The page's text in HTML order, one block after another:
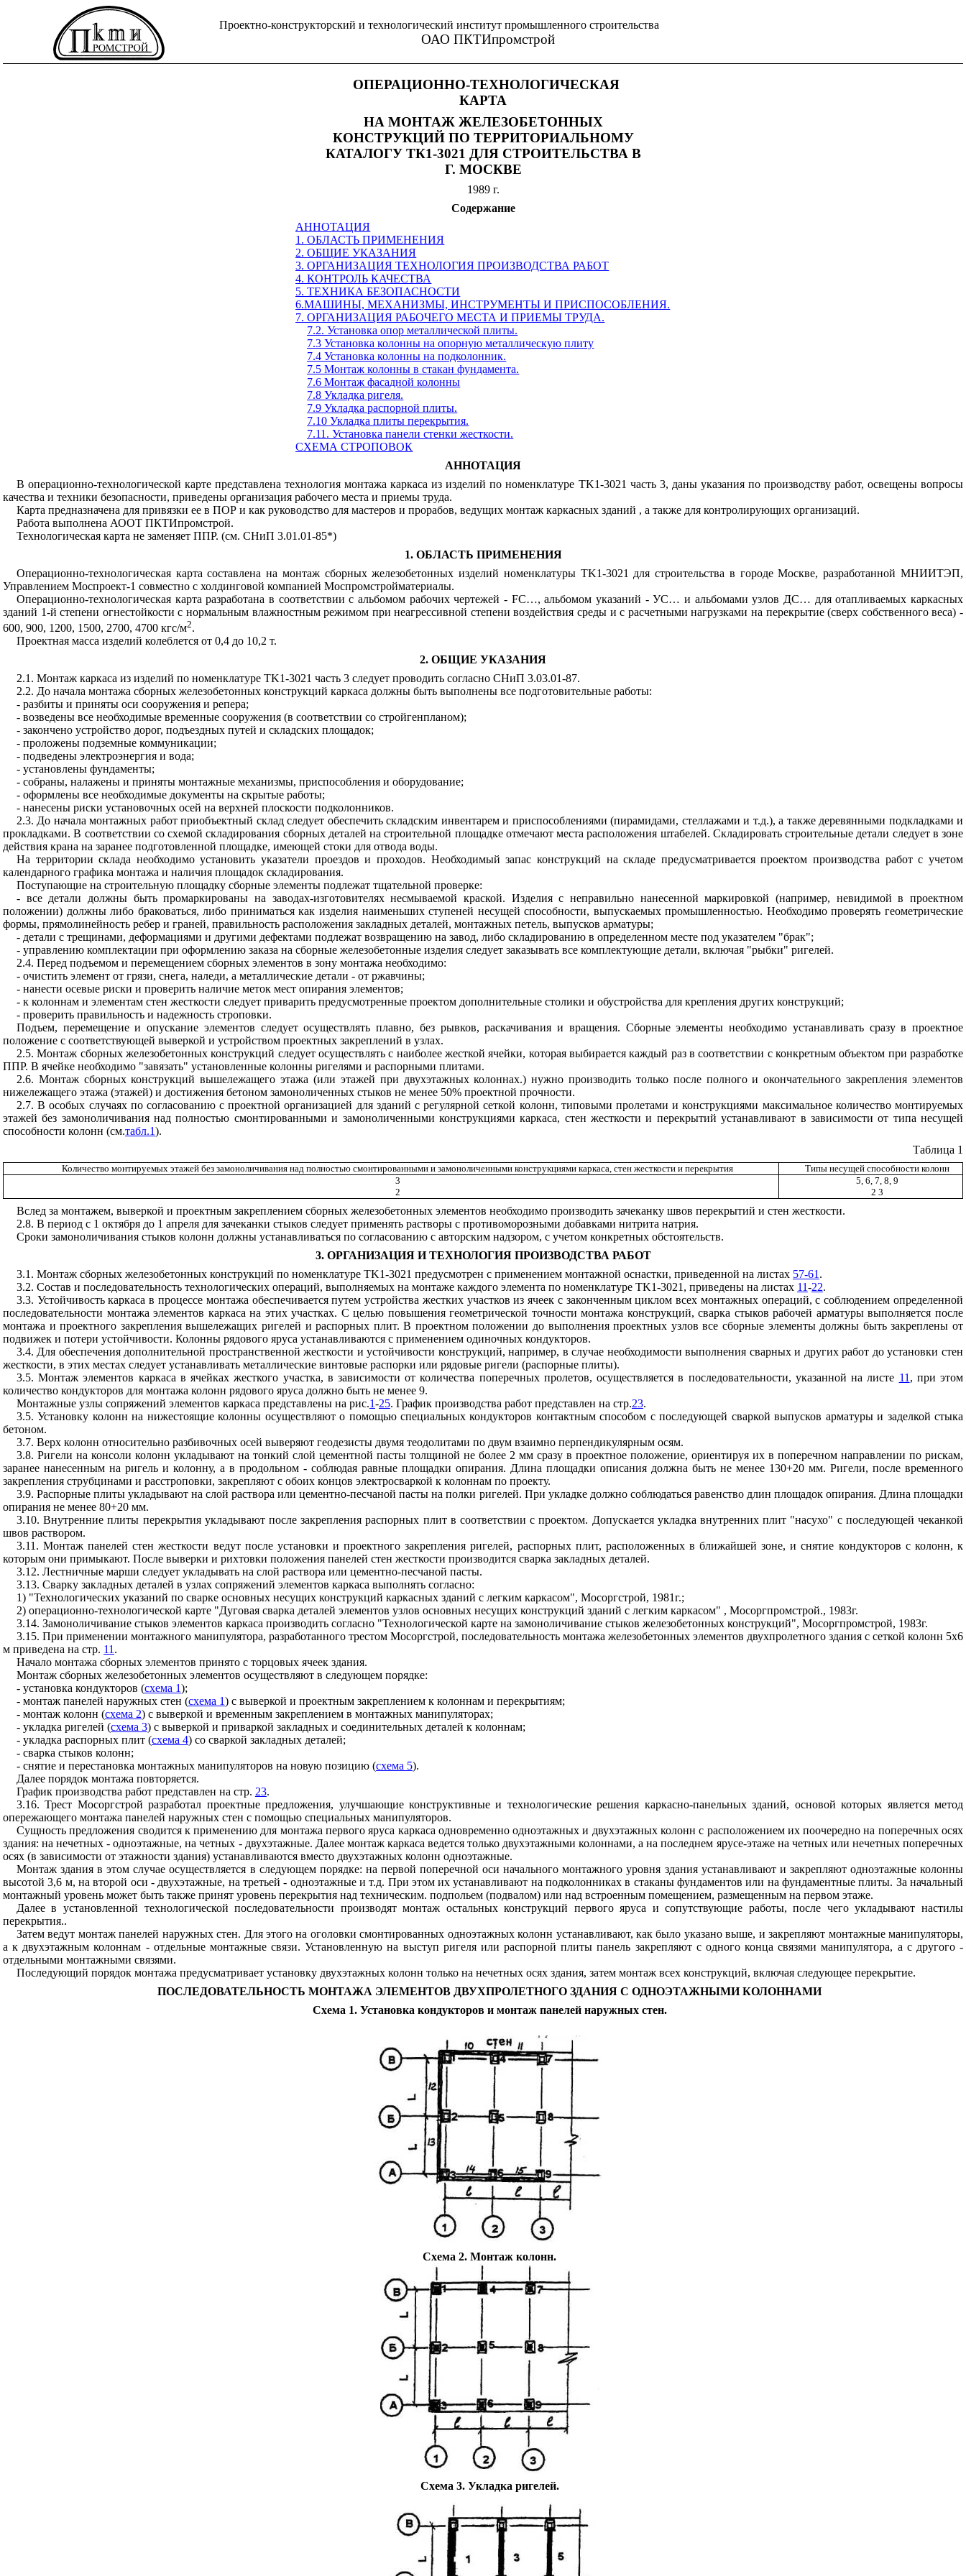
Проектно-конструкторский и технологический институт промышленного строительства
ОАО ПКТИпромстрой
ОПЕРАЦИОННО-ТЕХНОЛОГИЧЕСКАЯ
КАРТА
НА МОНТАЖ ЖЕЛЕЗОБЕТОННЫХ
КОНСТРУКЦИЙ ПО ТЕРРИТОРИАЛЬНОМУ
КАТАЛОГУ ТК1-3021 ДЛЯ СТРОИТЕЛЬСТВА В
Г. МОСКВЕ
1989 г.
Содержание
АННОТАЦИЯ
1. ОБЛАСТЬ ПРИМЕНЕНИЯ
2. ОБЩИЕ УКАЗАНИЯ
3. ОРГАНИЗАЦИЯ ТЕХНОЛОГИЯ ПРОИЗВОДСТВА РАБОТ
4. КОНТРОЛЬ КАЧЕСТВА
5. ТЕХНИКА БЕЗОПАСНОСТИ
6.МАШИНЫ, МЕХАНИЗМЫ, ИНСТРУМЕНТЫ И ПРИСПОСОБЛЕНИЯ.
7. ОРГАНИЗАЦИЯ РАБОЧЕГО МЕСТА И ПРИЕМЫ ТРУДА.
7.2. Установка опор металлической плиты.
7.3 Установка колонны на опорную металлическую плиту
7.4 Установка колонны на подколонник.
7.5 Монтаж колонны в стакан фундамента.
7.6 Монтаж фасадной колонны
7.8 Укладка ригеля.
7.9 Укладка распорной плиты.
7.10 Укладка плиты перекрытия.
7.11. Установка панели стенки жесткости.
CXEMА СТРОПОВОК
АННОТАЦИЯ
В операционно-технологической карте представлена технология монтажа каркаса из изделий по номенклатуре TK1-3021 часть 3, даны указания по производству работ, освещены вопросы
качества и техники безопасности, приведены организация рабочего места и приемы труда.
Карта предназначена для привязки ее в ПОР и как руководство для мастеров и прорабов, ведущих монтаж каркасных зданий , а также для контролирующих организаций.
Работа выполнена АООТ ПКТИпромстрой.
Технологическая карта не заменяет ППР. (см. СНиП 3.01.01-85*)
1. ОБЛАСТЬ ПРИМЕНЕНИЯ
Операционно-технологическая карта составлена на монтаж сборных железобетонных изделий номенклатуры TK1-3021 для строительства в городе Москве, разработанной МНИИТЭП,
Управлением Моспроект-1 совместно с холдинговой компанией Моспромстройматериалы.
Операционно-технологическая карта разработана в соответствии с альбомом рабочих чертежей - FC…, альбомом указаний - УС… и альбомами узлов ДС… для отапливаемых каркасных
зданий 1-й степени огнестойкости с нормальным влажностным режимом при неагрессивной степени воздействия среды и с расчетными нагрузками на пе­рекрытие (сверх собственного веса) -
600, 900, 1200, 1500, 2700, 4700 кгс/м2.
Проектная масса изделий колеблется от 0,4 до 10,2 т.
2. ОБЩИЕ УКАЗАНИЯ
2.1. Монтаж каркаса из изделий по номенклатуре TK1-3021 часть 3 следует проводить согласно СНиП 3.03.01-87.
2.2. До начала монтажа сборных железобетонных конструкций каркаса должны быть выполнены все подготовительные работы:
- разбиты и приняты оси сооружения и репера;
- возведены все необходимые временные сооружения (в соответствии со стройгенпланом);
- закончено устройство дорог, подъездных путей и складских площадок;
- проложены подземные коммуникации;
- подведены электроэнергия и вода;
- установлены фундаменты;
- собраны, налажены и приняты монтажные механизмы, приспособления и оборудование;
- оформлены все необходимые документы на скрытые работы;
- нанесены риски установочных осей на верхней плоскости подколонников.
2.3. До начала монтажных работ приобъектный склад следует обеспечить складским инвентарем и приспособлениями (пирамидами, стеллажами и т.д.), а также деревянными подкладками и
прокладками. В соответствии со схемой складирования сборных деталей на строительной площадке отмечают места расположения штабелей. Складировать строительные детали следует в зоне
действия крана на заранее подготовленной площадке, имеющей стоки для отвода воды.
На территории склада необходимо установить указатели проездов и проходов. Необходимый запас конструкций на складе предусматривается проектом производства работ с учетом
календарного графика монтажа и наличия площадок складирования.
Поступающие на строительную площадку сборные элементы подлежат тщательной проверке:
- все детали должны быть промаркированы на заводах-изготовителях несмываемой краской. Изделия с неправильно нанесенной маркировкой (например, невидимой в проектном
положении) должны либо браковаться, либо приниматься как изделия наименьших ступеней несущей способности, выпускаемых промышленностью. Необходимо проверять геометрические
формы, прямолинейность ребер и граней, правильность расположения закладных деталей, монтажных петель, выпусков арматуры;
- детали с трещинами, деформациями и другими дефектами подлежат возвращению на завод, либо складированию в определенном месте под указателем "брак";
- управлению комплектации при оформлению заказа на сборные железобетонные изделия следует заказывать все комплектующие детали, включая "рыбки" ригелей.
2.4. Перед подъемом и перемещением сборных элементов в зону монтажа необходимо:
- очистить элемент от грязи, снега, наледи, а металлические детали - от ржавчины;
- нанести осевые риски и проверить наличие меток мест опирания элементов;
- к колоннам и элементам стен жесткости следует приварить предусмотренные проектом дополнительные столики и обустройства для крепления других конструкций;
- проверить правильность и надежность строповки.
Подъем, перемещение и опускание элементов следует осуществлять плавно, без рывков, раскачивания и вращения. Сборные элементы необходимо устанавливать сразу в проектное
положение с соответствующей выверкой и устройством проектных закреплений в узлах.
2.5. Монтаж сборных железобетонных конструкций следует осуществлять с наиболее жесткой ячейки, которая выбирается каждый раз в соответствии с конкретным объектом при разработке
ППР. В ячейке необходимо "завязать" установленные колонны ригелями и распорными плитами.
2.6. Монтаж сборных конструкций вышележащего этажа (или этажей при двухэтажных колоннах.) нужно производить только после полного и окончательного закрепления элементов
нижележащего этажа (этажей) и достижения бетоном замоноличенных стыков не менее 50% проектной прочности.
2.7. В особых случаях по согласованию с проектной организацией для зданий с регулярной сеткой колонн, типовыми пролетами и конструкциями максимальное количество монтируемых
этажей без замоноличивания над полностью смонтированными и замоноличенными конструкциями каркаса, стен жесткости и перекрытий устанавливают в зависимости от типа несущей
способности колонн (см.табл.1).
Таблица 1
Количество монтируемых этажей без замоноличивания над полностью смонтированными и замоноличенными конструкциями каркаса, стен жесткости и перекрытия
Типы несущей способности колонн
3
5, 6, 7, 8, 9
2
2 3
Вслед за монтажем, выверкой и проектным закреплением сборных железобетонных элементов необходимо производить зачеканку швов перекрытий и стен жесткости.
2.8. В период с 1 октября до 1 апреля для зачеканки стыков следует применять растворы с противоморозными добавками нитрита натрия.
Сроки замоноличивания стыков колонн должны устанавливаться по согласованию с авторским надзором, с учетом конкретных обстоятельств.
3. ОРГАНИЗАЦИЯИ ТЕХНОЛОГИЯ ПРОИЗВОДСТВА РАБОТ
3.1. Монтаж сборных железобетонных конструкций по номенклатуре TK1-3021 предусмотрен с применением монтажной оснастки, приведенной на листах 57-61 .
3.2. Состав и последовательность технологических операций, выполняемых на монтаже каждого элемента по номенклатуре TK1-3021, приведены на листах 11-22.
3.3. Устойчивость каркаса в процессе монтажа обеспечивается путем устройства жестких участков из ячеек с законченным циклом всех монтажных операций, с соблюдением определенной
последовательности монтажа элементов каркаса на этих участках. С целью повышения геометрической точности монтажа конструкций, сварка стыков рабочей арматуры выполняется после
монтажа и проектного закрепления вышележащих ригелей и распорных плит. В проектном положении до выполнения проектных узлов все сборные элементы должны быть закреплены от
подвижек и потери устойчивости. Колонны рядового яруса устанавливаются с применением одиночных кондукторов.
3.4. Для обеспечения дополнительной пространственной жесткости и устойчивости конструкций, например, в случае необходимости выполнения сварных и других работ до установки стен
жесткости, в этих местах следует устанавливать металлические винтовые распорки или рядовые ригели (распорные плиты).
3.5. Монтаж элементов каркаса в ячейках жесткого участка, в зависимости от количества поперечных пролетов, осуществляется в последовательности, указанной на листе 11 , при этом
количество кондукторов для монтажа колонн рядового яруса должно быть не менее 9.
Монтажные узлы сопряжений элементов каркаса представлены на рис.1-25. График производства работ представлен на стр.23.
3.5. Установку колонн на нижестоящие колонны осуществляют о помощью специальных кондукторов контактным способом с последующей сваркой выпусков арматуры и заделкой стыка
бетоном.
3.7. Верх колонн относительно разбивочных осей выверяют геодезисты двумя теодолитами по двум взаимно перпендикулярным осям.
3.8. Ригели на консоли колонн укладывают на тонкий слой цементной пасты толщиной не более 2 мм сразу в проектное положение, ориентируя их в поперечном направлении по рискам,
заранее нанесенным на ригель и колонну, а в продольном - соблюдая равные площадки опирания. Длина площадки описания должна быть не менее 130+20 мм. Ригели, после временного
закрепления струбцинами и расстроповки, закрепляют с обоих концов электросваркой к колоннам по проекту.
3.9. Распорные плиты укладывают на слой раствора или цементно-песчаной пасты на полки ригелей. При укладке должно соблюдаться равенство длин площадок опирания. Длина площадки
опирания не менее 80+20 мм.
3.10. Внутренние плиты перекрытия укладывают после закрепления распорных плит в соответствии с проектом. Допускается укладка внутренних плит "насухо" с последующей чеканкой
швов раствором.
3.11. Монтаж панелей стен жесткости ведут после установки и проектного закрепления ригелей, распорных плит, расположенных в ближайшей зоне, и снятие кондукторов с колонн, к
которым они примыкают. После выверки и рихтовки положения панелей стен жесткости производится сварка закладных деталей.
3.12. Лестничные марши следует укладывать на слой раствора или цементно-песчаной пасты.
3.13. Сварку закладных деталей в узлах сопряжений элементов каркаса выполнять согласно:
1) "Технологических указаний по сварке основных несущих конструкций каркасных зданий с легким каркасом", Мосоргстрой, 1981г.;
2) операционно-технологической карте "Дуговая сварка деталей элементов узлов основных несущих конструкций зданий с легким каркасом" , Мосоргпромстрой., 1983г.
3.14. Замоноличивание стыков элементов каркаса производить согласно "Технологической карте на замоноличивание стыков железобетонных конструкций", Мосоргпромстрой, 1983г.
3.15. При применении монтажного манипулятора, разработанного трестом Мосоргстрой, последовательность монтажа железобетонных элементов двухпролетного здания с сеткой колонн 5x6
м приведена на стр. 11 .
Начало монтажа сборных элементов принято с торцовых ячеек здания.
Монтаж сборных железобетонных элементов осуществляют в следующем порядке:
- установка кондукторов (схема 1);
- монтаж панелей наружных стен (схема 1) с выверкой и проектным закреплением к колоннам и перекрытиям;
- монтаж колонн (схема 2) с выверкой и временным закреплением в монтажных манипуляторах;
- укладка ригелей (схема 3) с выверкой и приваркой закладных и соединительных деталей к колоннам;
- укладка распорных плит (схема 4) со сваркой закладных деталей;
- сварка стыков колонн;
- снятие и перестановка монтажных манипуляторов на новую позицию (схема 5).
Далее порядок монтажа повторяется.
График производства работ представлен на стр. 23.
3.16. Трест Мосоргстрой разработал проектные предложения, улучшающие конструктивные и технологические решения каркасно-панельных зданий, основой которых является метод
опережающего монтажа панелей наружных стен с помощью специальных манипуляторов.
Сущность предложения сводится к применению для монтажа первого яруса каркаса одновременно одноэтажных и двухэтажных колонн с расположением их поочередно на поперечных осях
здания: на нечетных - одноэтажные, на четных - двухэтажные. Далее монтаж каркаса ведется только двухэтажными колоннами, а на последнем ярусе-этаже на четных или нечетных поперечных
осях (в зависимости от этажности здания) устанавливаются вместо двухэтажных колонн одноэтажные.
Монтаж здания в этом случае осуществляется в следующем порядке: на первой поперечной оси начального монтажного уровня здания устанавливают и закрепляют одноэтажные колонны
высотой 3,6 м, на второй оси - двухэтажные, на третьей - одноэтажные и т.д. При этом их устанавливают на подколонниках в стаканы фундаментов или на фундаментные плиты. За начальный
монтажный уровень может быть также принят уровень перекрытия над техническим. подпольем (подвалом) или над встроенным помещением, размещенным на первом этаже.
Далее в установленной технологической последовательности производят монтаж остальных конструкций первого яруса и сопутствующие работы, после чего укладывают настилы
перекрытия..
Затем ведут монтаж панелей наружных стен. Для этого на оголовки смонтированных одноэтажных колонн устанавливают, как было указано выше, и закрепляют монтажные манипуляторы,
а к двухэтажным колоннам - отдельные монтажные связи. Установленную на выступ ригеля или распорной плиты панель закрепляют с одного конца связями манипулятора, а с другого -
отдельными монтажными связями.
Последующий порядок монтажа предусматривает установку двухэтажных колонн только на нечетных осях здания, затем монтаж всех конструкций, включая следующее перекрытие.
ПОСЛЕДОВАТЕЛЬНОСТЬ МОНТАЖА ЭЛЕМЕНТОВ ДВУХПРОЛЕТНОГО ЗДАНИЯ С ОДНОЭТАЖНЫМИ КОЛОННАМИ
Схема 1. Установка кондукторов и монтаж панелей наружных стен.
Схема 2. Монтаж колонн.
Схема 3. Укладка ригелей.